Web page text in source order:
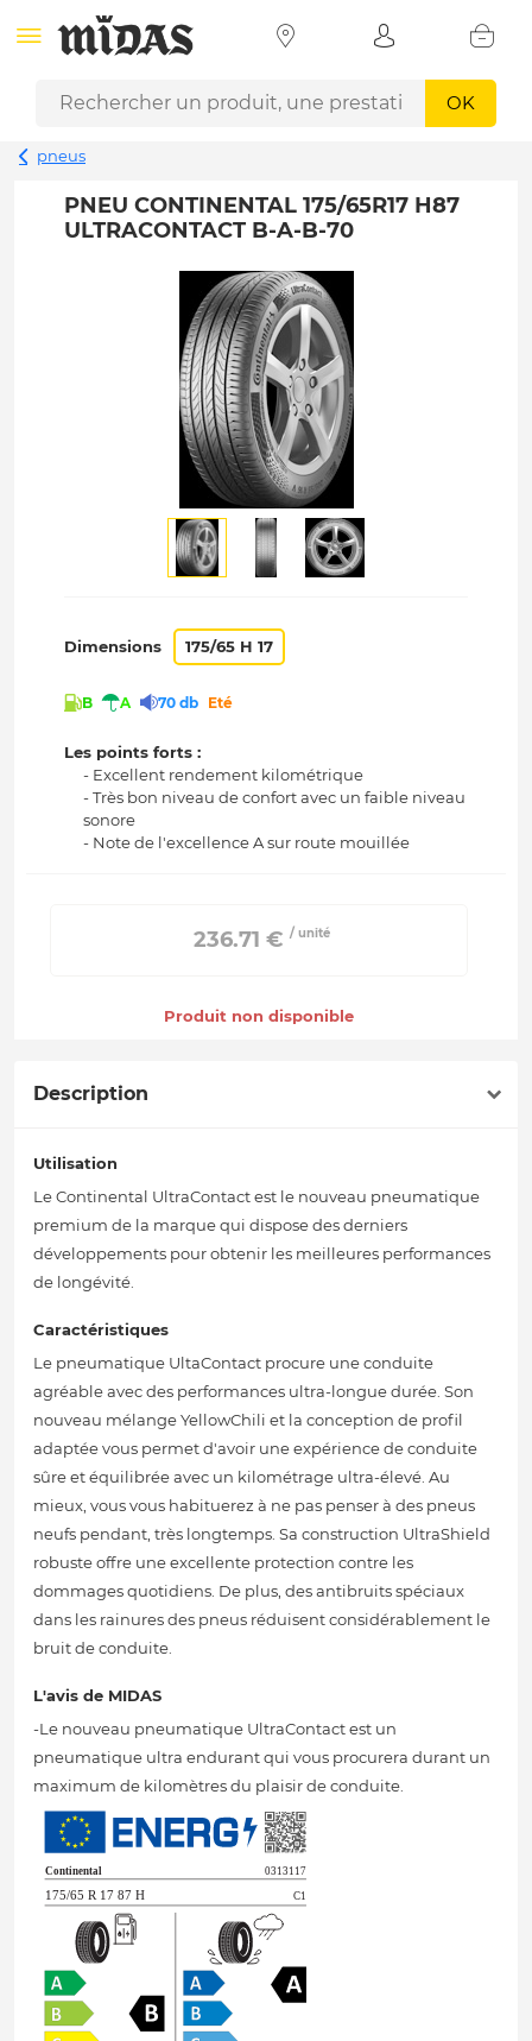
OK
pneus
PNEU CONTINENTAL 175/65R17 H87
ULTRACONTACT B-A-B-70
Dimensions 175/65 H 17
B A 70 db Eté
Les points forts :
- Excellent rendement kilométrique
- Très bon niveau de confort avec un faible niveau
sonore
- Note de l'excellence A sur route mouillée
236.71 € / unité
Produit non disponible
Description
Utilisation
Le Continental UltraContact est le nouveau pneumatique
premium de la marque qui dispose des derniers
développements pour obtenir les meilleures performances
de longévité.
Caractéristiques
Le pneumatique UltaContact procure une conduite
agréable avec des performances ultra-longue durée. Son
nouveau mélange YellowChili et la conception de profil
adaptée vous permet d'avoir une expérience de conduite
sûre et équilibrée avec un kilométrage ultra-élevé. Au
mieux, vous vous habituerez à ne pas penser à des pneus
neufs pendant, très longtemps. Sa construction UltraShield
robuste offre une excellente protection contre les
dommages quotidiens. De plus, des antibruits spéciaux
dans les rainures des pneus réduisent considérablement le
bruit de conduite.
L'avis de MIDAS
-Le nouveau pneumatique UltraContact est un
pneumatique ultra endurant qui vous procurera durant un
maximum de kilomètres du plaisir de conduite.